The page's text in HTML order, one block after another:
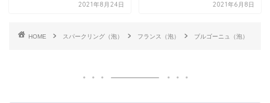
2021年8月24日 2021年6月8日
HOME スパークリング（泡） フランス（泡） ブルゴーニュ（泡）